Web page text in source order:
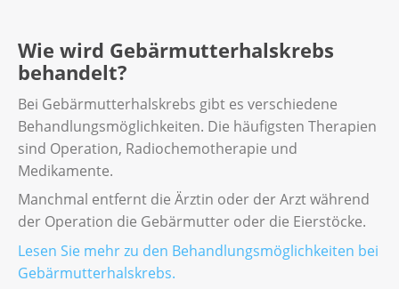
Wie wird Gebärmutterhalskrebs
behandelt?
Bei Gebärmutterhalskrebs gibt es verschiedene
Behandlungsmöglichkeiten. Die häufigsten Therapien
sind Operation, Radiochemotherapie und
Medikamente.
Manchmal entfernt die Ärztin oder der Arzt während
der Operation die Gebärmutter oder die Eierstöcke.
Lesen Sie mehr zu den Behandlungsmöglichkeiten bei
Gebärmutterhalskrebs.